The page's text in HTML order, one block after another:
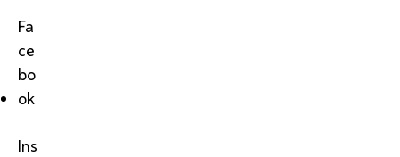
Fa
ce
bo
ok
Ins